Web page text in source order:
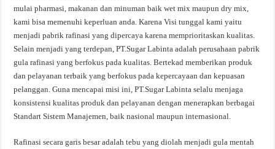
mulai pharmasi, makanan dan minuman baik wet mix maupun dry mix,
kami bisa memenuhi keperluan anda. Karena Visi tunggal kami yaitu
menjadi pabrik rafinasi yang dipercaya karena memprioritaskan kualitas.
Selain menjadi yang terdepan, PT.Sugar Labinta adalah perusahaan pabrik
gula rafinasi yang berfokus pada kualitas. Bertekad memberikan produk
dan pelayanan terbaik yang berfokus pada kepercayaan dan kepuasan
pelanggan. Guna mencapai misi ini, PT.Sugar Labinta selalu menjaga
konsistensi kualitas produk dan pelayanan dengan menerapkan berbagai
Standart Sistem Manajemen, baik nasional maupun internasional.
Rafinasi secara garis besar adalah tebu yang diolah menjadi gula mentah